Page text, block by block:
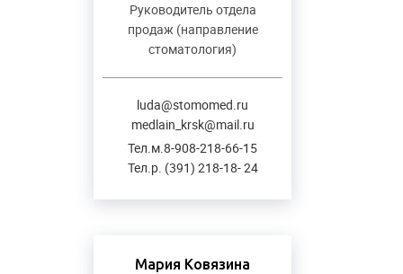
Руководитель отдела
продаж (направление
стоматология)
luda@stomomed.ru
medlain_krsk@mail.ru
Тел.м.8-908-218-66-15
Тел.р. (391) 218-18- 24
Мария Ковязина